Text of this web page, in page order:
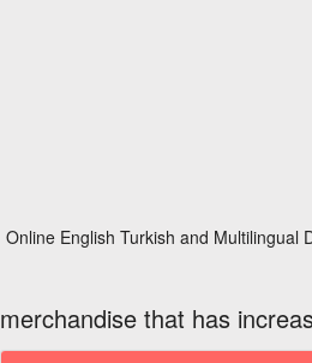
Online English Turkish and Multilingual
merchandise that has